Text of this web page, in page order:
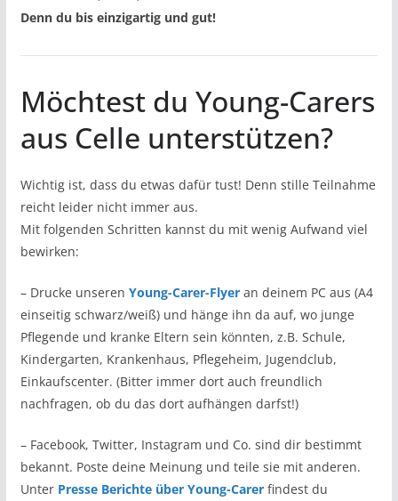
Denn du bis einzigartig und gut!
Möchtest du Young-Carers
aus Celle unterstützen?
Wichtig ist, dass du etwas dafür tust! Denn stille Teilnahme
reicht leider nicht immer aus.
Mit folgenden Schritten kannst du mit wenig Aufwand viel
bewirken:
– Drucke unseren Young-Carer-Flyeran deinem PC aus (A4
einseitig schwarz/weiß) und hänge ihn da auf, wo junge
Pflegende und kranke Eltern sein könnten, z.B. Schule,
Kindergarten, Krankenhaus, Pflegeheim, Jugendclub,
Einkaufscenter. (Bitter immer dort auch freundlich
nachfragen, ob du das dort aufhängen darfst!)
– Facebook, Twitter, Instagram und Co. sind dir bestimmt
bekannt. Poste deine Meinung und teile sie mit anderen.
Unter Presse Berichte über Young-Carerfindest du